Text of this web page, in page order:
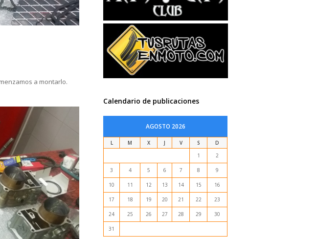
a montarlo.
Calendario de publicaciones
AGOSTO 2026
L M X J V S
D
1
2
3 4 5 6 7 8 9
10 11 12 13 14 15 16
17 18 19 20 21 22 23
24 25 26 27 28 29 30
31